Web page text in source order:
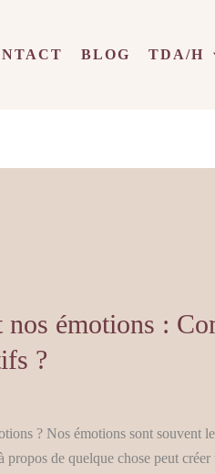
BLOG TDA/H
émotions :
?
? Nos émotions sont souvent
de quelque chose peut